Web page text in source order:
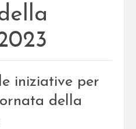
iniziative per
della